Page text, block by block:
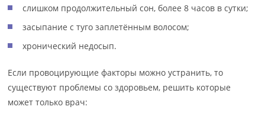
слишком продолжительный сон, более 8 часов в сутки;
засыпание с туго заплетённым волосом;
хронический недосып.
Если провоцирующие факторы можно устранить, то
существуют проблемы со здоровьем, решить которые
может только врач: